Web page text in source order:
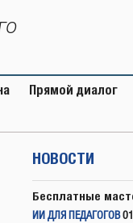
Прямой диалог
НОВОСТИ
Бесплатные
ИИ ДЛЯ ПЕДАГОГОВ